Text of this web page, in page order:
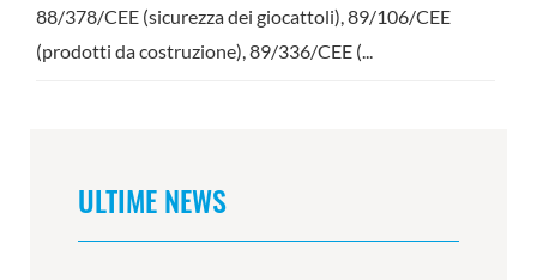
88/378/CEE (sicurezza dei giocattoli), 89/106/CEE
(prodotti da costruzione), 89/336/CEE (...
ULTIME NEWS